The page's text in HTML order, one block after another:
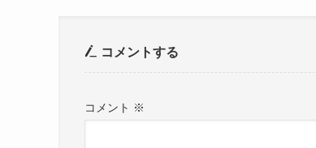
コメントする
コメント ※